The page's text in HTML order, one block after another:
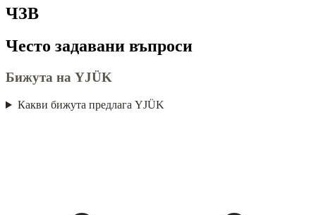
ЧЗВ
Често задавани въпроси
Бижута на YJÜK
Какви бижута предлага YJÜK